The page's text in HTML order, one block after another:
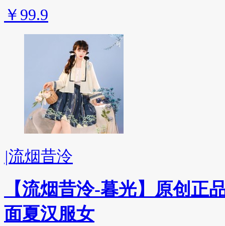
￥99.9
|流烟昔泠
【流烟昔泠-暮光】原创正
面夏汉服女